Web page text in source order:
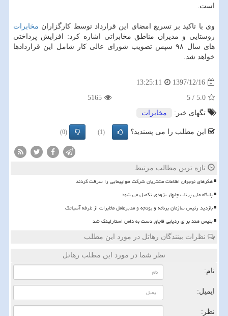
است.
وی با تاكید بر تسریع امضای این قرارداد توسط كارگزاران مخابرات
روستایی و مدیران مناطق مخابراتی اشاره كرد: افزایش پرداختی
های سال ۹۸ سپس تصویب شورای عالی كار شامل این قراردادها
خواهد شد.
1397/12/16
13:25:11
5.0
/
5
5165
تگهای خبر:
مخابرات
این مطلب را می پسندید؟ (1)
(0)
تازه ترین مطالب مرتبط
هکرهای نوجوان اطلاعات مشتریان شرکت هواپیمایی را سرقت کردند
پایگاه ملی پرتاب چابهار بزودی تکمیل می شود
بازدید رئیس سازمان برنامه و بودجه و مدیرعامل مخابرات از غرفه آسیاتک
پلیس هند برای ردیابی قاچاق دست به دامن استارلینک شد
نظرات بینندگان رهاتل در مورد این مطلب
نظر شما در مورد این مطلب رهاتل
نام:
ایمیل:
نظر: